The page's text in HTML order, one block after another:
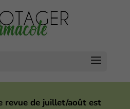
revue de juillet/août est